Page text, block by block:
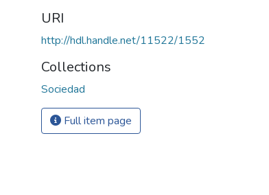
URI
http://hdl.handle.net/11522/1552
Collections
Sociedad
Full item page